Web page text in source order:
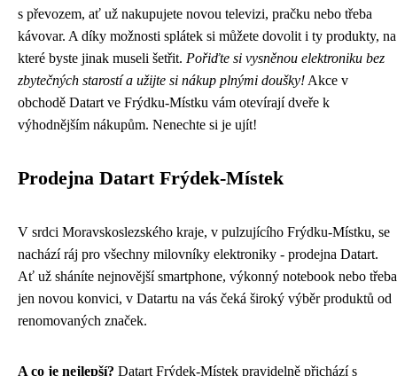
s převozem, ať už nakupujete novou televizi, pračku nebo třeba
kávovar. A díky možnosti splátek si můžete dovolit i ty produkty, na
které byste jinak museli šetřit. Pořiďte si vysněnou elektroniku bez
zbytečných starostí a užijte si nákup plnými doušky! Akce v
obchodě Datart ve Frýdku-Místku vám otevírají dveře k
výhodnějším nákupům. Nenechte si je ujít!
Prodejna Datart Frýdek-Místek
V srdci Moravskoslezského kraje, v pulzujícího Frýdku-Místku, se
nachází ráj pro všechny milovníky elektroniky - prodejna Datart.
Ať už sháníte nejnovější smartphone, výkonný notebook nebo třeba
jen novou konvici, v Datartu na vás čeká široký výběr produktů od
renomovaných značek.
A co je nejlepší? Datart Frýdek-Místek pravidelně přichází s